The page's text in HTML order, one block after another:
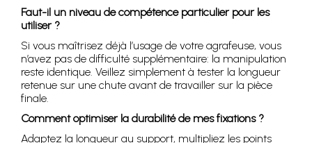
Faut-il un niveau de compétence particulier pour les
utiliser ?
Si vous maîtrisez déjà l’usage de votre agrafeuse, vous
n’avez pas de difficulté supplémentaire: la manipulation
reste identique. Veillez simplement à tester la longueur
retenue sur une chute avant de travailler sur la pièce
finale.
Comment optimiser la durabilité de mes fixations ?
Adaptez la longueur au support, multipliez les points